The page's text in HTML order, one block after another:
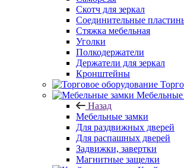
Скотч для зеркал
Соединительные
Стяжка мебельная
Уголки
Полкодержатели
Держатели для зеркал
Кронштейны
Мебельные
Назад
Мебельные замки
Для раздвижных дверей
Для распашных дверей
Задвижки, завертки
Магнитные защелки